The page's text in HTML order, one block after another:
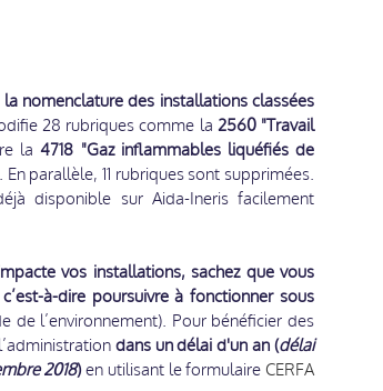
la nomenclature des installations classées
28 rubriques comme la 2560 "Travail
la4718 "Gaz inflammables liquéfiés de
En parallèle, 11 rubriques sont supprimées.
disponible sur Aida-Ineris facilement
vos installations, sachez que vous
c’est-à-dire poursuivre à fonctionner sous
de l’environnement). Pour bénéficier des
dans un délai d'un an (délai
2018)en utilisant le formulaire CERFA